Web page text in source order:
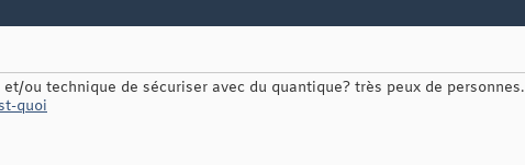
ou technique de sécuriser avec du quantique? très peux de personnes.
quoi